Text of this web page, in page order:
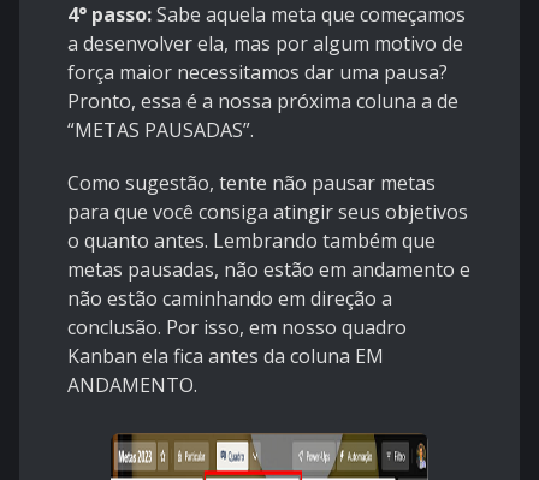
4° passo:Sabe aquela meta que começamos
a desenvolver ela, mas por algum motivo de
força maior necessitamos dar uma pausa?
Pronto, essa é a nossa próxima coluna a de
“METAS PAUSADAS”.
Como sugestão, tente não pausar metas
para que você consiga atingir seus objetivos
o quanto antes. Lembrando também que
metas pausadas, não estão em andamento e
não estão caminhando em direção a
conclusão. Por isso, em nosso quadro
Kanban ela fica antes da coluna EM
ANDAMENTO.